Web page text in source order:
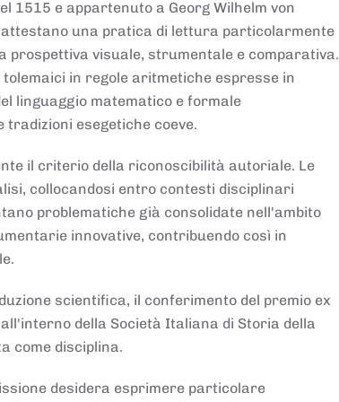
1515 e appartenuto a Georg Wilhelm von
attestano una pratica di lettura particolarmente
prospettiva visuale, strumentale e comparativa.
in regole aritmetiche espresse in
linguaggio matematico e formale
esegetiche coeve.
il criterio della riconoscibilità autoriale. Le
collocandosi entro contesti disciplinari
problematiche già consolidate nell'ambito
innovative, contribuendo così in
scientifica, il conferimento del premio ex
della Società Italiana di Storia della
come disciplina.
desidera esprimere particolare